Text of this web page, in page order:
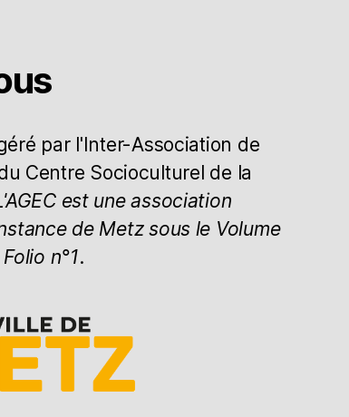
par l'Inter-Association de
Centre Socioculturel de la
est une association
de Metz sous le Volume
n°1.